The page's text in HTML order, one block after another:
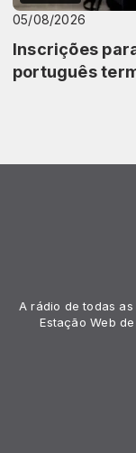
05/08/2026
Inscrições
português
A rádio de todas as
Estação Web